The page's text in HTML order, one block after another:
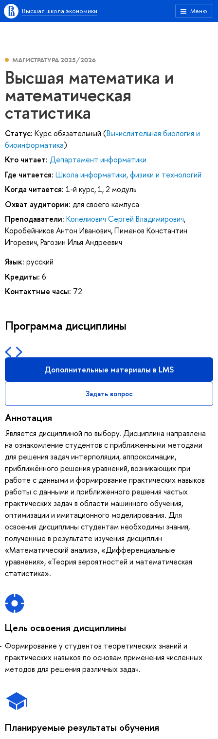
Меню
Высшая школа экономики
МАГИСТРАТУРА 2025/2026
Высшая математика и
математическая
статистика
Статус: Курс обязательный (Вычислительная биология и
биоинформатика)
Кто читает: Департамент информатики
Где читается: Школа информатики, физики и технологий
Когда читается: 1-й курс, 1, 2 модуль
Охват аудитории: для своего кампуса
Преподаватели: Копелиович Сергей Владимирович,
Коробейников Антон Иванович,Пименов Константин
Игоревич,Рагозин Илья Андреевич
Язык: русский
Кредиты: 6
Контактные часы: 72
Программа дисциплины
Дополнительные материалы в LMS
Задать вопрос
Аннотация
Является дисциплиной по выбору. Дисциплина направлена
на ознакомление студентов с приближенными методами
для решения задач интерполяции, аппроксимации,
приближённого решения уравнений, возникающих при
работе с данными и формирование практических навыков
работы с данными и приближенного решения частых
практических задач в области машинного обучения,
оптимизации и имитационного моделирования. Для
освоения дисциплины студентам необходимы знания,
полученные в результате изучения дисциплин
«Математический анализ», «Дифференциальные
уравнения», «Теория вероятностей и математическая
статистика».
Цель освоения дисциплины
Формирование у студентов теоретических знаний и
практических навыков по основам применения численных
методов для решения различных задач.
Планируемые результаты обучения